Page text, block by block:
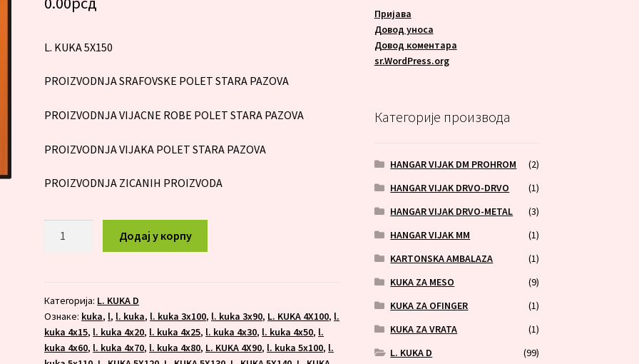
L. KUKA 5X150
PROIZVODNJA SRAFOVSKE POLET STARA PAZOVA
PROIZVODNJA VIJACNE ROBE POLET STARA PAZOVA
PROIZVODNJA VIJAKA POLET STARA PAZOVA
PROIZVODNJA ZICANIH PROIZVODA
Додај у корпу
Категорија: L. KUKA D
Ознаке: kuka, l, l. kuka, l. kuka 3x100, l. kuka 3x90, L. KUKA 4X100, l.
kuka 4x15, l. kuka 4x20, l. kuka 4x25, l. kuka 4x30, l. kuka 4x50, l.
kuka 4x60, l. kuka 4x70, l. kuka 4x80, L. KUKA 4X90, l. kuka 5x100, l.
Пријава
Довод уноса
Довод коментара
sr.WordPress.org
Категорије производа
HANGAR VIJAK DM PROHROM
(2)
HANGAR VIJAK DRVO-DRVO
(1)
HANGAR VIJAK DRVO-METAL
(3)
HANGAR VIJAK MM
(1)
KARTONSKA AMBALAZA
(1)
KUKA ZA MESO
(9)
KUKA ZA OFINGER
(1)
KUKA ZA VRATA
(1)
L. KUKA D
(99)